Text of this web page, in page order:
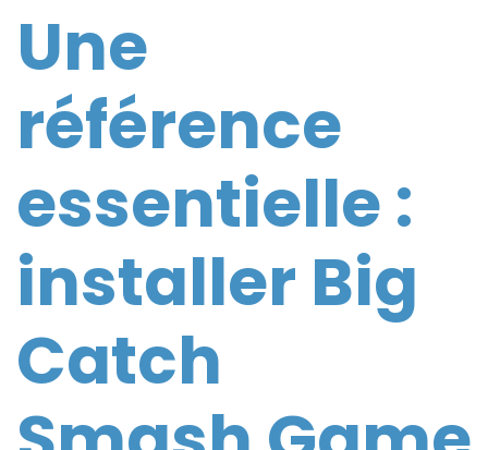
Une
référence
essentielle :
installer Big
Catch